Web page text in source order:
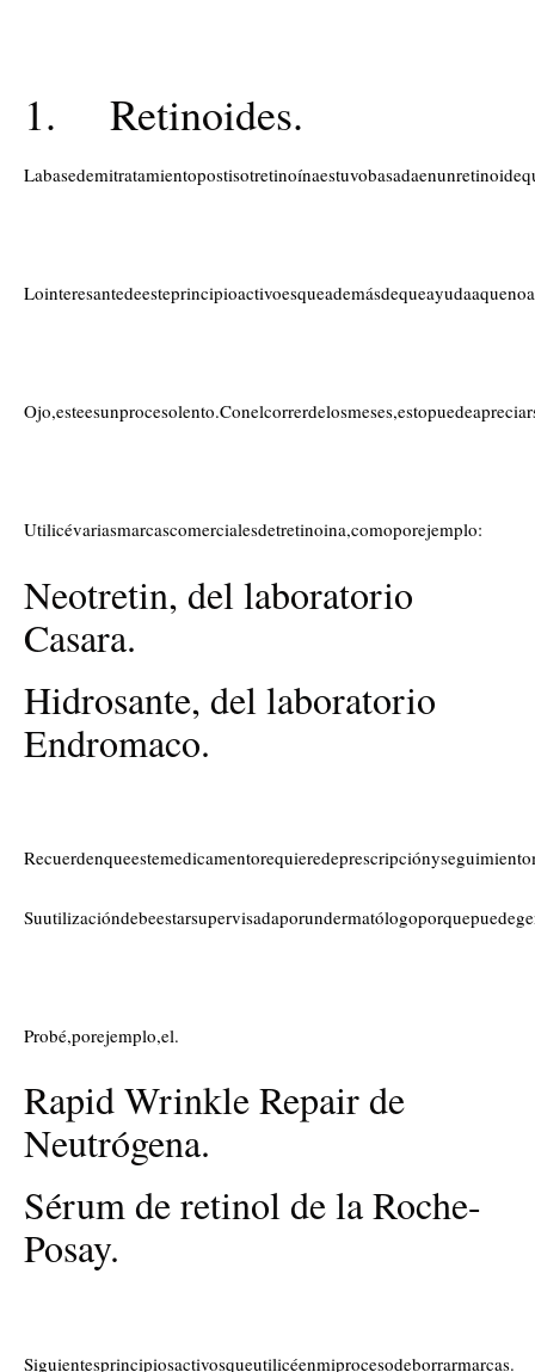
1. Retinoides.
Utilicévariasmarcascomercialesdetretinoina,comoporejemplo:
Neotretin, del laboratorio
Casara.
Hidrosante, del laboratorio
Endromaco.
Probé,porejemplo,el.
Rapid Wrinkle Repair de
Neutrógena.
Sérum de retinol de la Roche-
Posay.
Siguientesprincipiosactivosqueutilicéenmiprocesodeborrarmarcas.